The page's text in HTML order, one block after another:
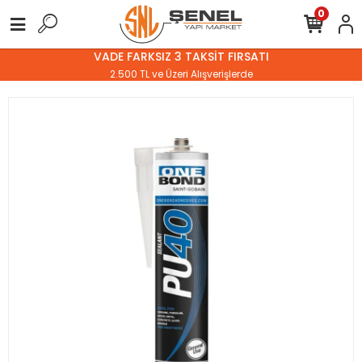
VADE FARKSIZ 3 TAKSİT FIRSATI
2.500 TL ve Üzeri Alışverişlerde
0